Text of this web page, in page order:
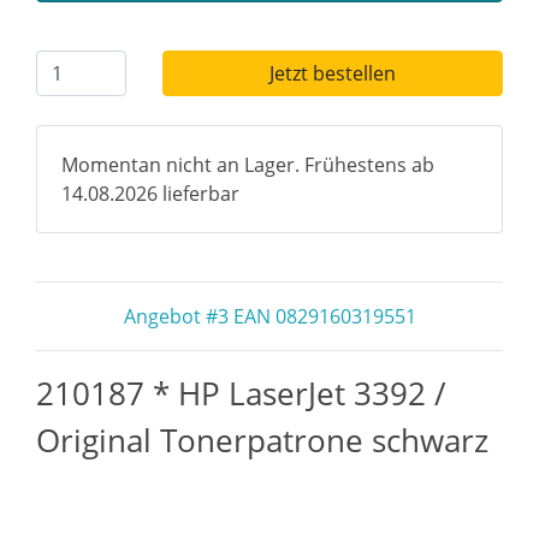
Jetzt bestellen
Momentan nicht an Lager. Frühestens ab
14.08.2026 lieferbar
Angebot #3 EAN 0829160319551
210187 * HP LaserJet 3392 /
Original Tonerpatrone schwarz